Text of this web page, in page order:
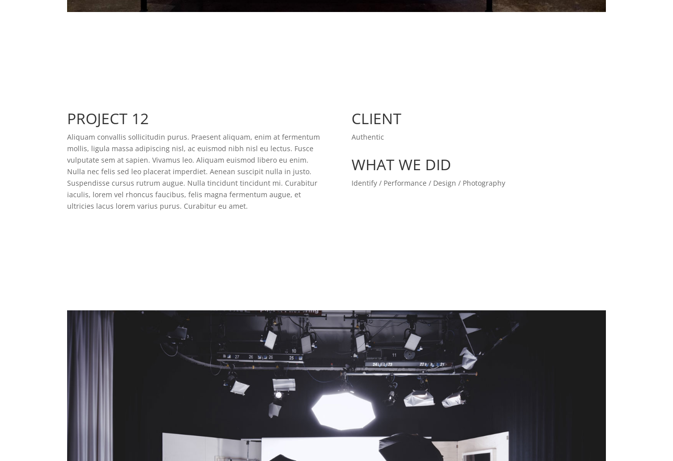
PROJECT 12
Aliquam convallis sollicitudin purus. Praesent aliquam, enim at fermentum
mollis, ligula massa adipiscing nisl, ac euismod nibh nisl eu lectus. Fusce
vulputate sem at sapien. Vivamus leo. Aliquam euismod libero eu enim.
Nulla nec felis sed leo placerat imperdiet. Aenean suscipit nulla in justo.
Suspendisse cursus rutrum augue. Nulla tincidunt tincidunt mi. Curabitur
iaculis, lorem vel rhoncus faucibus, felis magna fermentum augue, et
ultricies lacus lorem varius purus. Curabitur eu amet.
CLIENT
Authentic
WHAT WE DID
Identify / Performance / Design / Photography